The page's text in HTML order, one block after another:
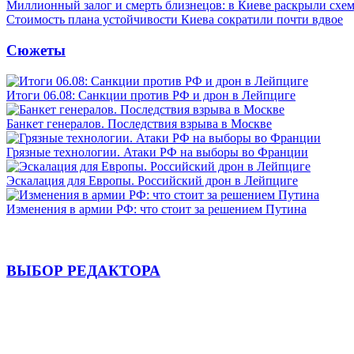
Миллионный залог и смерть близнецов: в Киеве раскрыли
Стоимость плана устойчивости Киева сократили почти вдвое
Сюжеты
Итоги 06.08: Санкции против РФ и дрон в Лейпциге
Банкет генералов. Последствия взрыва в Москве
Грязные технологии. Атаки РФ на выборы во Франции
Эскалация для Европы. Российский дрон в Лейпциге
Изменения в армии РФ: что стоит за решением Путина
ВЫБОР РЕДАКТОРА